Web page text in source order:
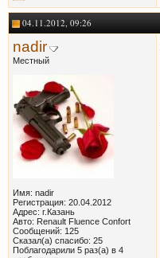
04.11.2012, 09:26
nadir
Местный
Имя: nadir
Регистрация: 20.04.2012
Адрес: г.Казань
Авто: Renault Fluence Confort
Сообщений: 125
Сказал(а) спасибо: 25
Поблагодарили 5 раз(а) в 4